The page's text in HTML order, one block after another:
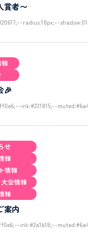
賞者〜
radius:18px;--
🎉
ink:#231815;--
せ
報
情報
会情報
報
内
ink:#2a1b18;--